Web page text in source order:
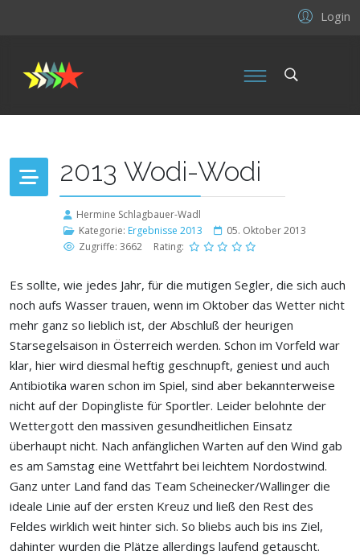
Login
2013 Wodi-Wodi
Hermine Schlagbauer-Wadl
Kategorie: Ergebnisse 2013
05. Oktober 2013
Zugriffe: 3662
Rating:
Es sollte, wie jedes Jahr, für die mutigen Segler, die sich auch
noch aufs Wasser trauen, wenn im Oktober das Wetter nicht
mehr ganz so lieblich ist, der Abschluß der heurigen
Starsegelsaison in Österreich werden. Schon im Vorfeld war
klar, hier wird diesmal heftig geschnupft, geniest und auch
Antibiotika waren schon im Spiel, sind aber bekannterweise
nicht auf der Dopingliste für Sportler. Leider belohnte der
Wettergott den massiven gesundheitlichen Einsatz
überhaupt nicht. Nach anfänglichen Warten auf den Wind gab
es am Samstag eine Wettfahrt bei leichtem Nordostwind.
Ganz unter Land fand das Team Scheinecker/Wallinger die
ideale Linie auf der ersten Kreuz und ließ den Rest des
Feldes wirklich weit hinter sich. So bliebs auch bis ins Ziel,
dahinter wurden die Plätze allerdings laufend getauscht.